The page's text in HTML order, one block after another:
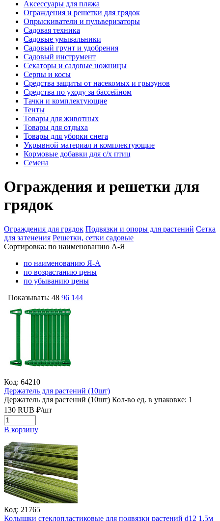
Аксессуары для пляжа
Ограждения и решетки для грядок
Опрыскиватели и пульверизаторы
Садовая техника
Садовые умывальники
Садовый грунт и удобрения
Садовый инструмент
Секаторы и садовые ножницы
Серпы и косы
Средства защиты от насекомых и грызунов
Средства по уходу за бассейном
Тачки и комплектующие
Тенты
Товары для животных
Товары для отдыха
Товары для уборки снега
Укрывной материал и комплектующие
Кормовые добавки для с/х птиц
Семена
Ограждения и решетки для
грядок
Ограждения для грядок Подвязки и опоры для растений Сетка
для затенения Решетки, сетки садовые
Сортировка: по наименованию А-Я
по наименованию Я-А
по возрастанию цены
по убыванию цены
Показывать: 48 96 144
Код: 64210
Держатель для растений (10шт)
Держатель для растений (10шт) Кол-во ед. в упаковке: 1
130 RUB ₽/шт
В корзину
Код: 21765
Колышки стеклопластиковые для подвязки растений d12 1,5м